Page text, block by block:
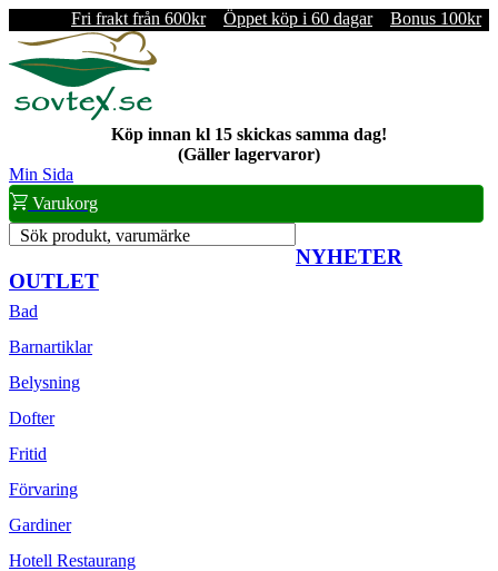
Fri frakt från 600kr Öppet köp i 60 dagar Bonus 100kr
Köp innan kl 15 skickas samma dag!
(Gäller lagervaror)
Min Sida
Varukorg
Sök produkt, varumärke
NYHETER
OUTLET
Bad
Barnartiklar
Belysning
Dofter
Fritid
Förvaring
Gardiner
Hotell Restaurang